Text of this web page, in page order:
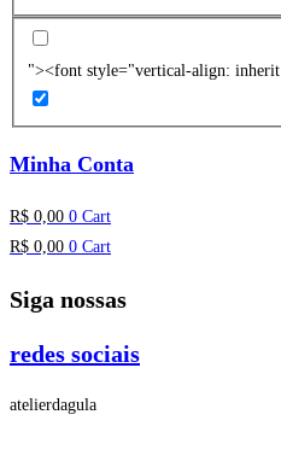
"><font style="vertical-align: inherit
Minha Conta
R$ 0,00 0 Cart
R$ 0,00 0 Cart
Siga nossas
redes sociais
atelierdagula